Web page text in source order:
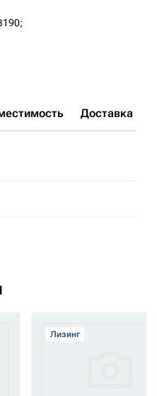
Доставка и
Лизинг